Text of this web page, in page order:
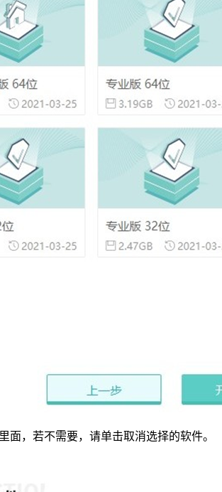
面，若不需要，请单击取消选择的软件。